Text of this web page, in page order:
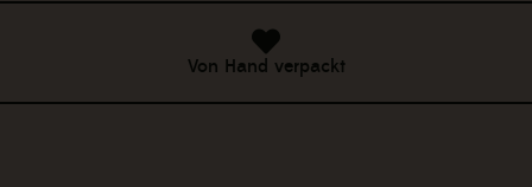
Von Hand verpackt